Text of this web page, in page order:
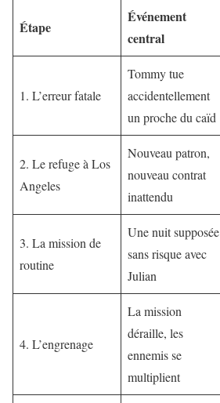
Étape
Événement
central
1. L’erreur fatale
Tommy tue
accidentellement
un proche du caïd
2. Le refuge à Los
Angeles
Nouveau patron,
nouveau contrat
inattendu
3. La mission de
routine
Une nuit supposée
sans risque avec
Julian
4. L’engrenage
La mission
déraille, les
ennemis se
multiplient